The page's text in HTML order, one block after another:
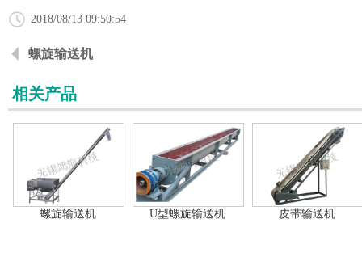
2018/08/13 09:50:54
螺旋输送机
相关产品
螺旋输送机 U型螺旋输送机 皮带输送机